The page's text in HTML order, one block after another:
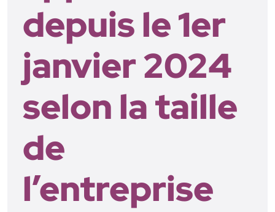
depuis le 1er
janvier 2024
selon la taille
de
l’entreprise